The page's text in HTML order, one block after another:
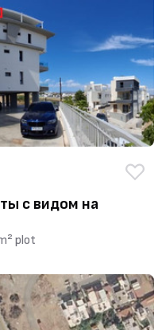
с видом на
plot